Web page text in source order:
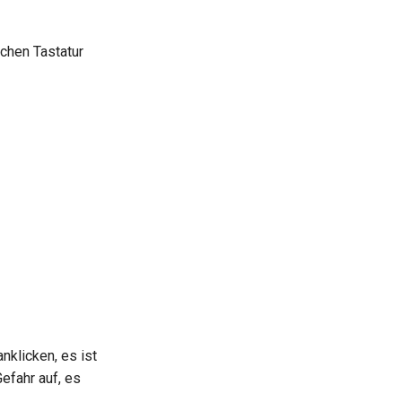
Tastatur
es ist
auf, es